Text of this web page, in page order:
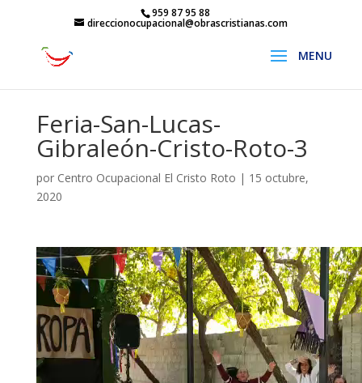
959 87 95 88
direccionocupacional@obrascristianas.com
Feria-San-Lucas-
Gibraleón-Cristo-Roto-3
por Centro Ocupacional El Cristo Roto | 15 octubre,
2020